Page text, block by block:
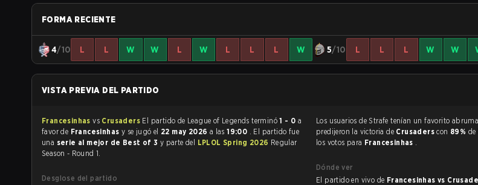
FORMA RECIENTE
4/10 L L W W L W L L L W 5/10 L L L W W
VISTA PREVIA DEL PARTIDO
Francesinhasvs Crusaders El partido de League of Legends terminó1 - 0
favor de Francesinhas y se jugó el 22 may 2026 a las19:00 . El partido fue
una serie al mejor de Best of 3 y parte del LPLOL Spring 2026 Regular
Season - Round 1.
Desglose del partido
Los usuarios de Strafe tenían un favorito abrumador en este partido, y
predijeron la victoria de Crusaderscon 89% de
los votos para Francesinhas .
Dónde ver
El partido en vivo de Francesinhas vs